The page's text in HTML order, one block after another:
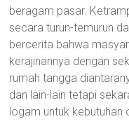
beragam pasar.
secara turun-temurun
bercerita bahwa
kerajinannya dengan
rumah tangga
dan lain-lain tetapi
logam untuk kebutuhan